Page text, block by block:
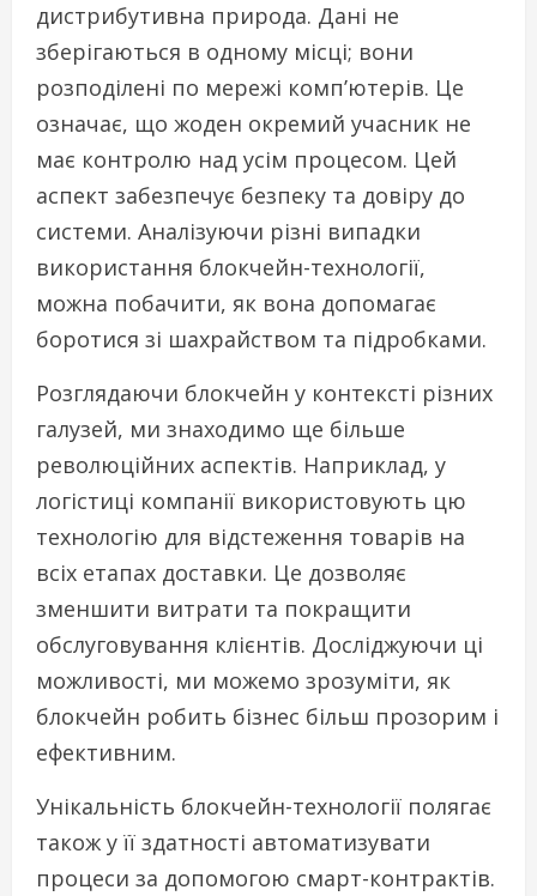
дистрибутивна природа. Дані не
зберігаються в одному місці; вони
розподілені по мережі комп’ютерів. Це
означає, що жоден окремий учасник не
має контролю над усім процесом. Цей
аспект забезпечує безпеку та довіру до
системи. Аналізуючи різні випадки
використання блокчейн-технології,
можна побачити, як вона допомагає
боротися зі шахрайством та підробками.
Розглядаючи блокчейн у контексті різних
галузей, ми знаходимо ще більше
революційних аспектів. Наприклад, у
логістиці компанії використовують цю
технологію для відстеження товарів на
всіх етапах доставки. Це дозволяє
зменшити витрати та покращити
обслуговування клієнтів. Досліджуючи ці
можливості, ми можемо зрозуміти, як
блокчейн робить бізнес більш прозорим і
ефективним.
Унікальність блокчейн-технології полягає
також у її здатності автоматизувати
процеси за допомогою смарт-контрактів.